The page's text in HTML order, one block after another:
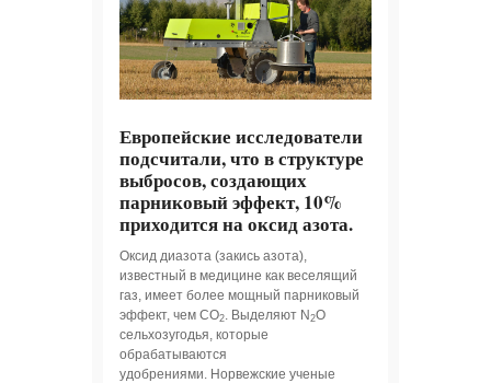
Европейские исследователи
подсчитали, что в структуре
выбросов, создающих
парниковый эффект, 10%
приходится на оксид азота.
Оксид диазота (закись азота),
известный в медицине как веселящий
газ, имеет более мощный парниковый
эффект, чем CO2. Выделяют N2О
сельхозугодья, которые
обрабатываются
удобрениями. Норвежские ученые